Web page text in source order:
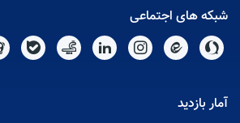
شبکه های اجتماعی
آمار بازدید